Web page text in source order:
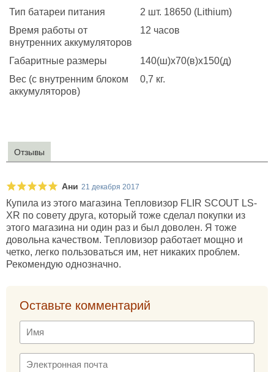
Тип батареи питания
2 шт. 18650 (Lithium)
Время работы от
внутренних аккумуляторов
12 часов
Габаритные размеры
140(ш)х70(в)х150(д)
Вес (с внутренним блоком
аккумуляторов)
0,7 кг.
Отзывы
Ани 21 декабря 2017
Купила из этого магазина Тепловизор FLIR SCOUT LS-
XR по совету друга, который тоже сделал покупки из
этого магазина ни один раз и был доволен. Я тоже
довольна качеством. Тепловизор работает мощно и
четко, легко пользоваться им, нет никаких проблем.
Рекомендую однозначно.
Оставьте комментарий